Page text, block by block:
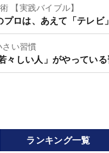
【実践バイブル】
ロは、あえて「テレビ
い習慣
々しい人」がやってい
ランキング一覧